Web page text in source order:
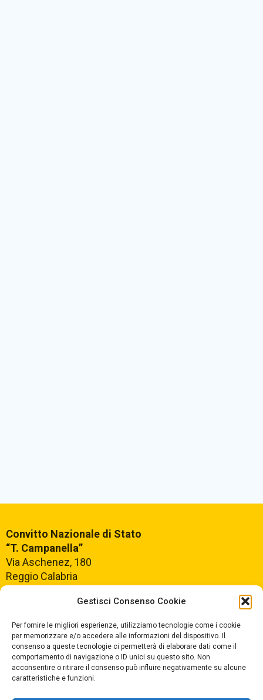
Gestisci Consenso Cookie
Per fornire le migliori esperienze, utilizziamo tecnologie come i cookie
per memorizzare e/o accedere alle informazioni del dispositivo. Il
consenso a queste tecnologie ci permetterà di elaborare dati come il
comportamento di navigazione o ID unici su questo sito. Non
acconsentire o ritirare il consenso può influire negativamente su alcune
caratteristiche e funzioni.
Convitto Nazionale di Stato
“T. Campanella”
Via Aschenez, 180
Reggio Calabria
Segreteria +39096520527
Fax +390965499420
E-mail:rcvc010005@istruzione.it